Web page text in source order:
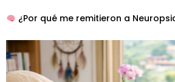
¿Por qué me remitieron a